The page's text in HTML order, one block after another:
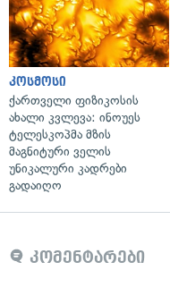
კოსმოსი
ქართველი ფიზიკოსის
ახალი კვლევა: ინოუეს
ტელესკოპმა მზის
მაგნიტური ველის
უნიკალური კადრები
გადაიღო
კომენტარები